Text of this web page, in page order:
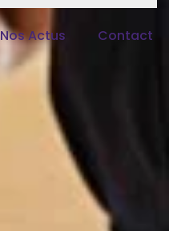
Nos Actus Contact